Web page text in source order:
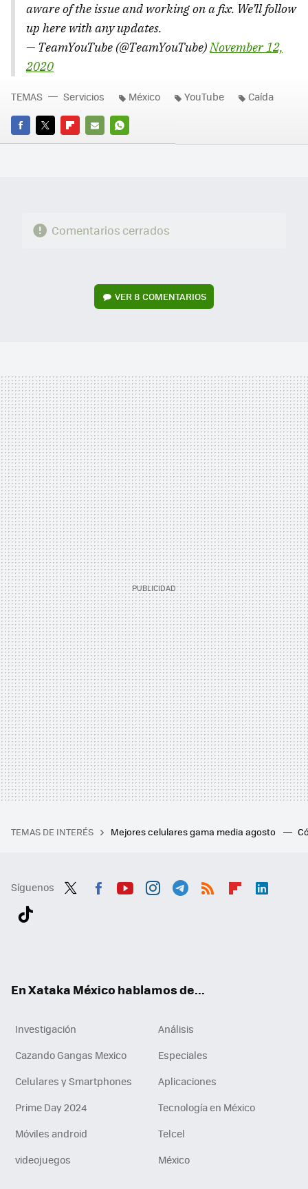
aware of the issue and working on a fix. We’ll follow
up here with any updates.
— TeamYouTube (@TeamYouTube)November 12,
2020
FACEBOOK
TWITTERFLIPBOARD
E-
WHATSAPP
TEMAS Servicios México YouTube Caída
Comentarios cerrados
VER8 COMENTARIOS
TEMAS DE INTERÉS Mejores celulares gama media agosto
Síguenos
En Xataka México hablamos de...
Investigación
Análisis
Cazando Gangas Mexico
Especiales
Celulares y Smartphones
Aplicaciones
Prime Day 2024
Tecnología en México
Móviles android
Telcel
videojuegos
México